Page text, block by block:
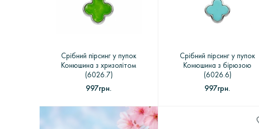
Срібний пірсинг у пупок
Конюшина з хризолітом
(6026.7)
997грн.
Срібний пірсинг у пупок
Конюшина з бірюзою
(6026.6)
997грн.